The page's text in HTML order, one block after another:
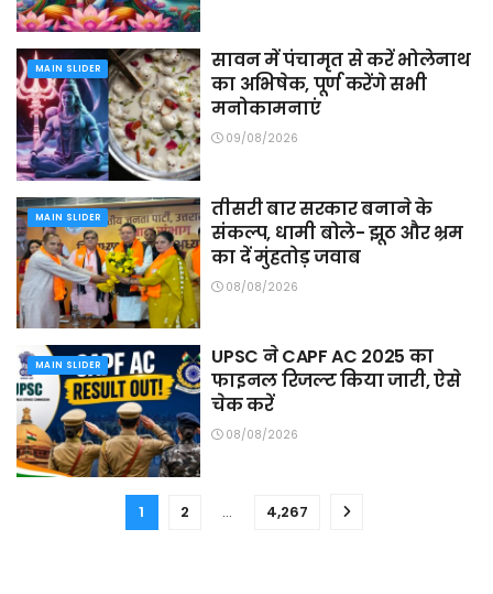
MAIN SLIDER
सावन में पंचामृत से करें भोलेनाथ
का अभिषेक, पूर्ण करेंगे सभी
मनोकामनाएं
09/08/2026
MAIN SLIDER
तीसरी बार सरकार बनाने के
संकल्प, धामी बोले- झूठ और भ्रम
का दें मुंहतोड़ जवाब
08/08/2026
MAIN SLIDER
UPSC ने CAPF AC 2025 का
फाइनल रिजल्ट किया जारी, ऐसे
चेक करें
08/08/2026
1 2 … 4,267